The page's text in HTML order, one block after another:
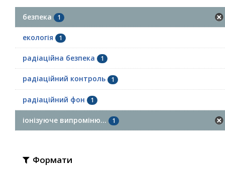
безпека 1
екологія 1
радіаційна безпека 1
радіаційний контроль 1
радіаційний фон 1
іонізуюче випроміню... 1
Формати